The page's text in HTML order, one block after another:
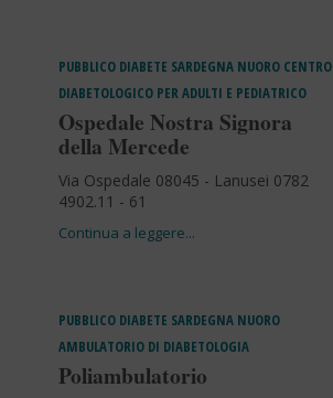
PUBBLICO DIABETE SARDEGNA NUORO CENTRO
DIABETOLOGICO PER ADULTI E PEDIATRICO
Ospedale Nostra Signora
della Mercede
Via Ospedale 08045 - Lanusei 0782
4902.11 - 61
PUBBLICO DIABETE SARDEGNA NUORO
AMBULATORIO DI DIABETOLOGIA
Poliambulatorio